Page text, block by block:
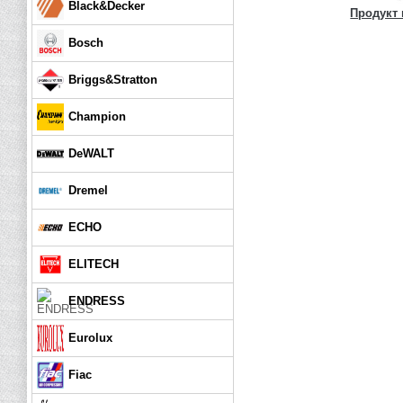
Black&Decker
Bosch
Briggs&Stratton
Champion
DeWALT
Dremel
ECHO
ELITECH
ENDRESS
Eurolux
Fiac
Продукт